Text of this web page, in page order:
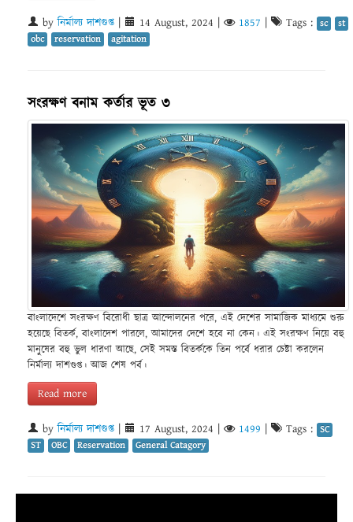
byনির্মাল্য দাশগুপ্ত 14 August, 2024 1857 Tags : sc
st
obc
reservation agitation
সংরক্ষণ বনাম কর্তার ভূত ৩
বাংলাদেশে সংরক্ষণ বিরোধী ছাত্র আন্দোলনের পরে, এই দেশের সামাজিক মাধ্যমে শুরু
হয়েছে বিতর্ক, বাংলাদেশ পারলে, আমাদের দেশে হবে না কেন। এই সংরক্ষণ নিয়ে বহু
মানুষের বহু ভুল ধারণা আছে, সেই সমস্ত বিতর্ককে তিন পর্বে ধরার চেষ্টা করলেন
নির্মাল্য দাশগুপ্ত। আজ শেষ পর্ব।
Read more
byনির্মাল্য দাশগুপ্ত 17 August, 2024 1499 Tags : SC
ST
OBC Reservation General Catagory